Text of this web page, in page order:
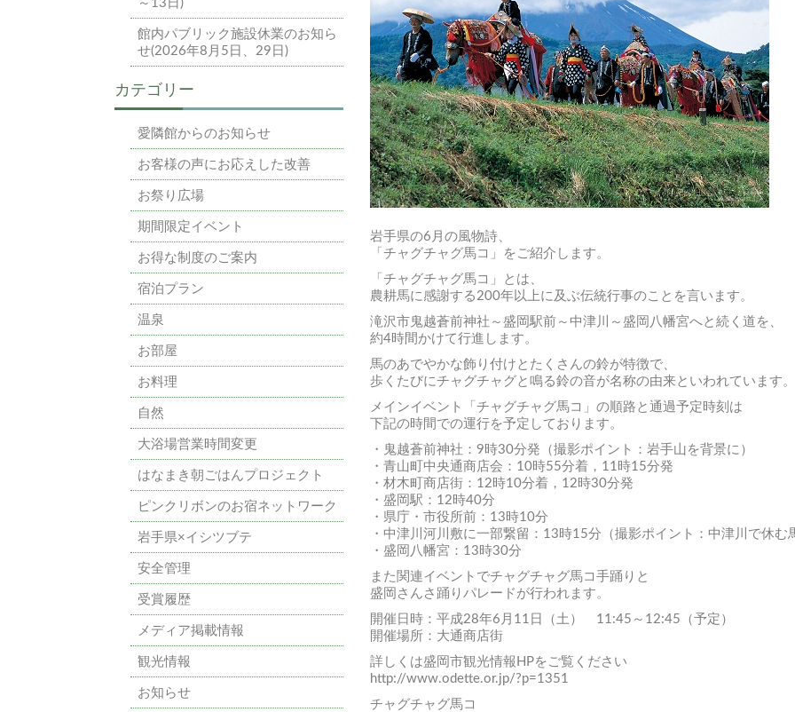
～13日)
館内パブリック施設休業のお知ら
せ(2026年8月5日、29日)
カテゴリー
愛隣館からのお知らせ
お客様の声にお応えした改善
お祭り広場
期間限定イベント
お得な制度のご案内
宿泊プラン
温泉
お部屋
お料理
自然
大浴場営業時間変更
はなまき朝ごはんプロジェクト
ピンクリボンのお宿ネットワーク
岩手県×イシツブテ
安全管理
受賞履歴
メディア掲載情報
観光情報
お知らせ
岩手県の6月の風物詩、
「チャグチャグ馬コ」をご紹介します。
「チャグチャグ馬コ」とは、
農耕馬に感謝する200年以上に及ぶ伝統行事のことを言います。
滝沢市鬼越蒼前神社～盛岡駅前～中津川～盛岡八幡宮へと続く道を、
約4時間かけて行進します。
馬のあでやかな飾り付けとたくさんの鈴が特徴で、
歩くたびにチャグチャグと鳴る鈴の音が名称の由来といわれています。
メインイベント「チャグチャグ馬コ」の順路と通過予定時刻は
下記の時間での運行を予定しております。
・鬼越蒼前神社：9時30分発（撮影ポイント：岩手山を背景に）
・青山町中央通商店会：10時55分着，11時15分発
・材木町商店街：12時10分着，12時30分発
・盛岡駅：12時40分
・県庁・市役所前：13時10分
・中津川河川敷に一部繋留：13時15分（撮影ポイント：中津川で休む
・盛岡八幡宮：13時30分
また関連イベントでチャグチャグ馬コ手踊りと
盛岡さんさ踊りパレードが行われます。
開催日時：平成28年6月11日（土） 11:45～12:45（予定）
開催場所：大通商店街
詳しくは盛岡市観光情報HPをご覧ください
http://www.odette.or.jp/?p=1351
チャグチャグ馬コ